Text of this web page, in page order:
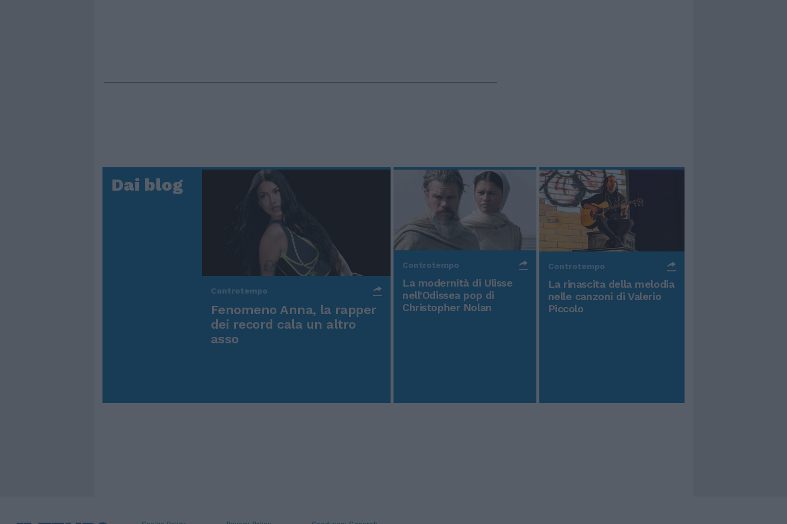
Dai blog
Controtempo
Fenomeno Anna, la rapper
dei record cala un altro
asso
Controtempo
La modernità di Ulisse
nell'Odissea pop di
Christopher Nolan
Controtempo
La rinascita della melodia
nelle canzoni di Valerio
Piccolo